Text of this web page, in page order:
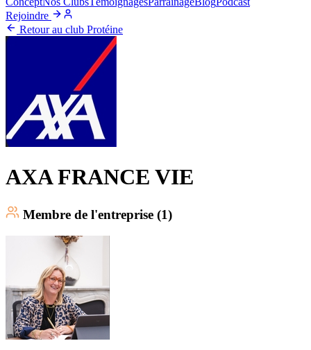
Rejoindre
Retour au club Protéine
AXA FRANCE VIE
Membre de l'entreprise (1)